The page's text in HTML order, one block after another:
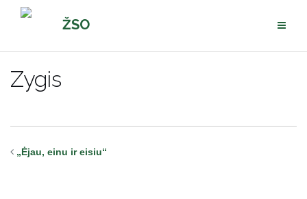
Pereiti
ŽSO
Zygis
„Ėjau, einu ir eisiu“